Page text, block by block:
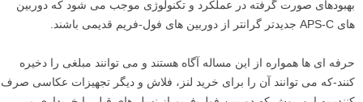
قیمت دوربین معیار مناسبی از اندازه فیزیکی حسگر یا سنسور تصویر داخل